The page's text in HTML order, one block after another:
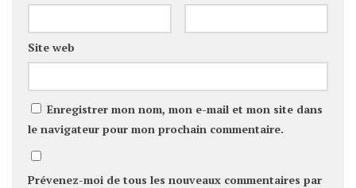
Site web
Enregistrer mon nom, mon e-mail et mon site dans
le navigateur pour mon prochain commentaire.
Prévenez-moi de tous les nouveaux commentaires par